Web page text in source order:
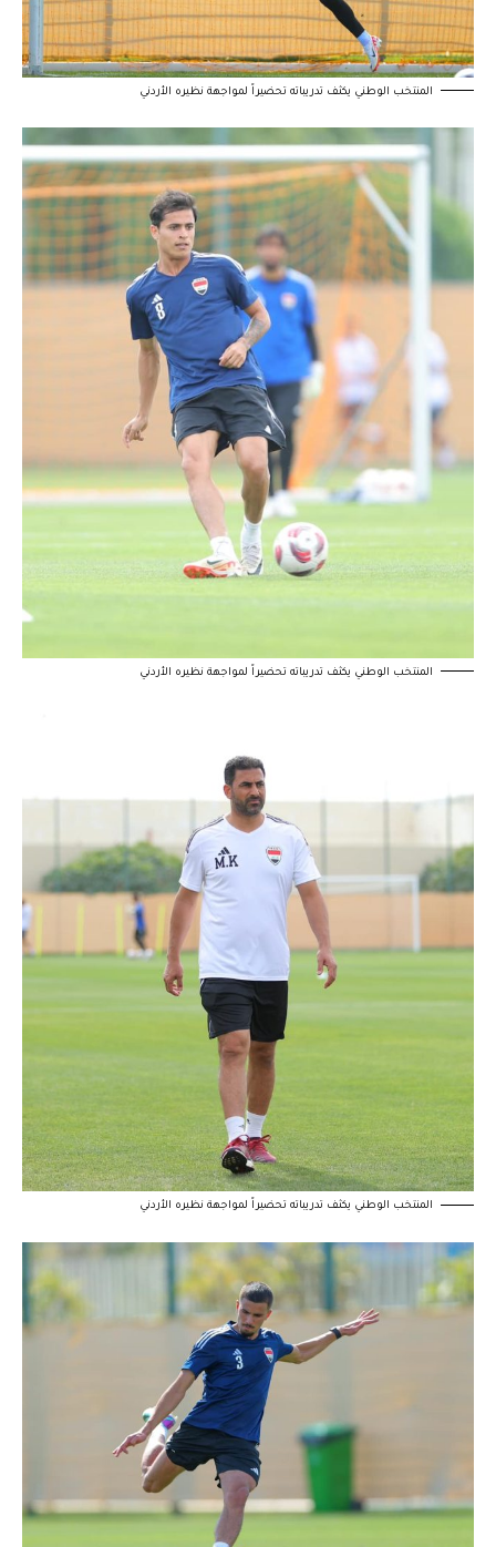
المنتخب الوطني يكثف تدريباته تحضيراً لمواجهة نظيره الأردني
المنتخب الوطني يكثف تدريباته تحضيراً لمواجهة نظيره الأردني
المنتخب الوطني يكثف تدريباته تحضيراً لمواجهة نظيره الأردني